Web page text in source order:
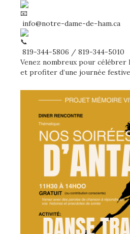
info@notre-dame-de-ham.ca
819-344-5806 / 819-344-5010
Venez nombreux pour célébrer
et profiter d’une journée